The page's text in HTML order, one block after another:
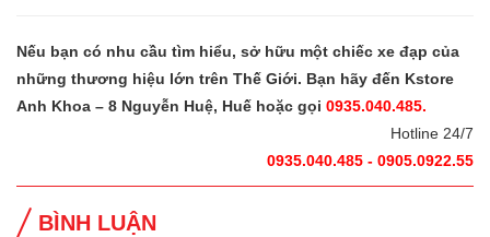
Nếu bạn có nhu cầu tìm hiểu, sở hữu một chiếc xe đạp của
những thương hiệu lớn trên Thế Giới. Bạn hãy đến Kstore
Anh Khoa – 8 Nguyễn Huệ, Huế hoặc gọi 0935.040.485.
Hotline 24/7
0935.040.485 - 0905.0922.55
BÌNH LUẬN